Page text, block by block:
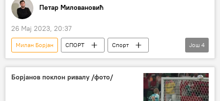
Петар Миловановић
26 Мај 2023, 20:37
Милан Борјан СПОРТ
Спорт
Фудбал
Чукарички ФК
ФК Црвена звезда
Анализе и мишљења
Још 4
Борјанов поклон ривалу /фото/